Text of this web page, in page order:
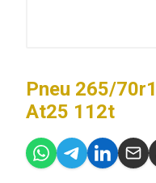
Pneu 265/
At25 112t